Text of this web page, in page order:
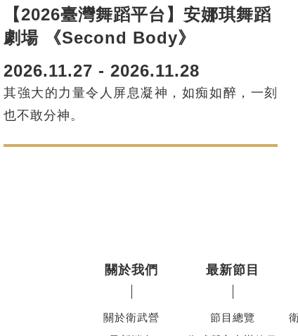
【2026臺灣舞蹈平台】安娜琪舞蹈
劇場 《Second Body》
2026.11.27 - 2026.11.28
其強大的力量令人屏息凝神，如痴如醉，一刻
也不敢分神。
關於我們
關於衛武營
最新節目
節目總覽